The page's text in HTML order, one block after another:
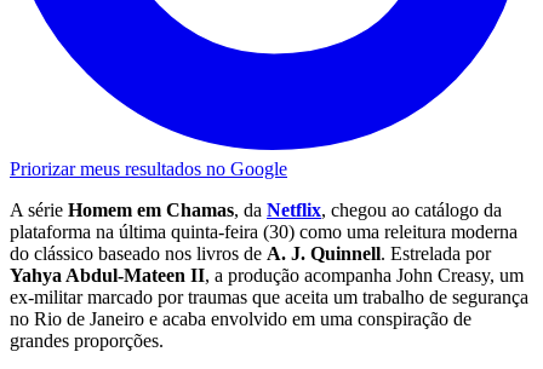
Priorizar meus resultados no Google
A série Homem em Chamas, da Netflix, chegou ao catálogo da
plataforma na última quinta-feira (30) como uma releitura moderna
do clássico baseado nos livros de A. J. Quinnell. Estrelada por
Yahya Abdul-Mateen II, a produção acompanha John Creasy, um
ex-militar marcado por traumas que aceita um trabalho de segurança
no Rio de Janeiro e acaba envolvido em uma conspiração de
grandes proporções.